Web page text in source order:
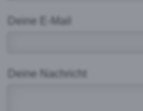
Deine E-Mail
Deine Nachricht